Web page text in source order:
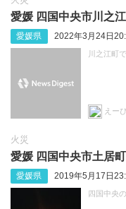
愛媛 四国中央市川之
愛媛県 2022年3月24日
川之江町
えー
火災
愛媛 四国中央市土居
愛媛県 2019年5月17日
四国中央